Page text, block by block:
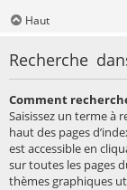
Haut
Recherche
Comment
Saisissez un terme à
haut des pages
est accessible en
sur toutes les pages
thèmes graphiques